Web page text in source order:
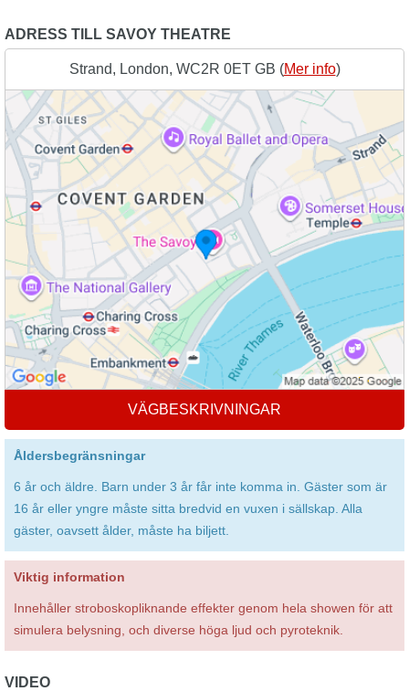
ADRESS TILL SAVOY THEATRE
Strand, London, WC2R 0ET GB (Mer info)
VÄGBESKRIVNINGAR
Åldersbegränsningar
6 år och äldre. Barn under 3 år får inte komma in. Gäster som är
16 år eller yngre måste sitta bredvid en vuxen i sällskap. Alla
gäster, oavsett ålder, måste ha biljett.
Viktig information
Innehåller stroboskopliknande effekter genom hela showen för att
simulera belysning, och diverse höga ljud och pyroteknik.
VIDEO